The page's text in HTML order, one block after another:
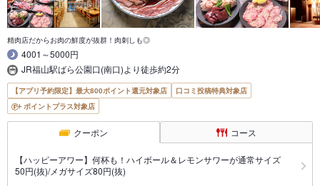
精肉店だからお肉の鮮度が抜群！肉刺しも◎
4001～5000円
JR福山駅ばら公園口(南口)より徒歩約2分
【アプリ予約限定】最大800ポイント還元対象店
口コミ投稿特典対象店
ポイントプラス対象店
クーポン コース
【ハッピーアワー】何杯も！ハイボール＆レモンサワーが通常サイズ
50円(抜)/メガサイズ80円(抜)